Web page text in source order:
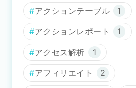
アクションテーブル 1
アクションレポート 1
アクセス解析 1
アフィリエイト 2